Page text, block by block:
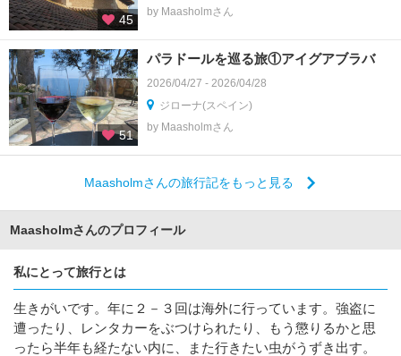
45
by Maasholmさん
51
パラドールを巡る旅①アイグアブラバ
2026/04/27 - 2026/04/28
ジローナ(スペイン)
by Maasholmさん
Maasholmさんの旅行記をもっと見る
Maasholmさんのプロフィール
私にとって旅行とは
生きがいです。年に２－３回は海外に行っています。強盗に
遭ったり、レンタカーをぶつけられたり、もう懲りるかと思
ったら半年も経たない内に、また行きたい虫がうずき出す。